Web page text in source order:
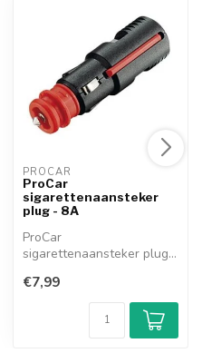
PROCAR
ProCar
sigarettenaansteker
plug - 8A
ProCar
sigarettenaansteker plug -
€7,99